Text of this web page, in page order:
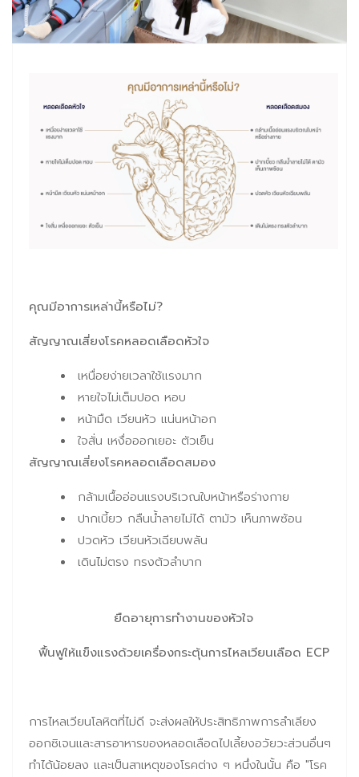
คุณมีอาการเหล่านี้หรือไม่?
สัญญาณเสี่ยงโรคหลอดเลือดหัวใจ
เหนื่อยง่ายเวลาใช้แรงมาก
หายใจไม่เต็มปอด หอบ
หน้ามืด เวียนหัว แน่นหน้าอก
ใจสั่น เหงื่อออกเยอะ ตัวเย็น
สัญญาณเสี่ยงโรคหลอดเลือดสมอง
กล้ามเนื้ออ่อนแรงบริเวณใบหน้าหรือร่างกาย
ปากเบี้ยว กลืนน้ำลายไม่ได้ ตามัว เห็นภาพซ้อน
ปวดหัว เวียนหัวเฉียบพลัน
เดินไม่ตรง ทรงตัวลำบาก
ยืดอายุการทำงานของหัวใจ
ฟื้นฟูให้แข็งแรงด้วยเครื่องกระตุ้นการไหลเวียนเลือด ECP
การไหลเวียนโลหิตที่ไม่ดี จะส่งผลให้ประสิทธิภาพการลำเลียง
ออกซิเจนและสารอาหารของหลอดเลือดไปเลี้ยงอวัยวะส่วนอื่นๆ
ทำได้น้อยลง และเป็นสาเหตุของโรคต่าง ๆ หนึ่งในนั้น คือ "โรค